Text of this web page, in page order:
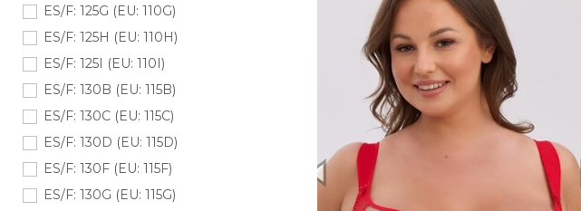
ES/F: 125G (EU: 110G)
ES/F: 125H (EU: 110H)
ES/F: 125I (EU: 110I)
ES/F: 130B (EU: 115B)
ES/F: 130C (EU: 115C)
ES/F: 130D (EU: 115D)
ES/F: 130F (EU: 115F)
ES/F: 130G (EU: 115G)